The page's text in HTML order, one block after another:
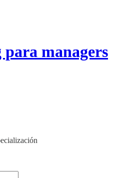
managers